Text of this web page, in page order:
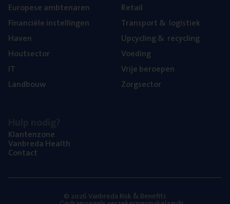
Euro­pe­se ambtenaren
Finan­ci­ë­le instellingen
Haven
Hout­sec­tor
IT
Land­bouw
Retail
Trans­port& logistiek
Upcy­cling& recycling
Voe­ding
Vrije beroe­pen
Zorg­sec­tor
Klan­ten­zo­ne
Van­b­re­da Health
Con­tact
© 2026 Vanbreda Risk & Benefits